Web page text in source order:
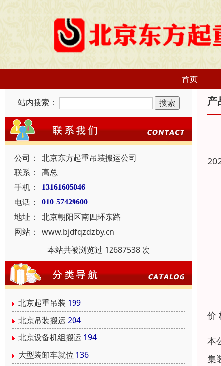
首页
站内搜索：
公司：
北京东方起重吊装搬运公司
联系：
高总
手机：
13161605046
电话： 010-57429600
地址：
北京朝阳区南四环东路
网站：
www.bjdfqzdzby.cn
本站共被浏览过 12687538 次
北京起重吊装 199
北京吊装搬运 204
北京设备机组搬运 194
大型装卸车就位 136
产
价
本
集